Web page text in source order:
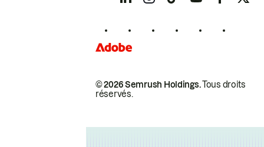
© 2026 Semrush Holdings.Tous droits
réservés.